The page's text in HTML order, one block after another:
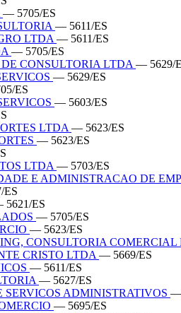
— 5705/ES
— 5611/ES
LTDA — 5611/ES
— 5705/ES
CONSULTORIA LTDA — 5629/
— 5629/ES
ES
— 5603/ES
LTDA — 5623/ES
— 5623/ES
LTDA — 5703/ES
E ADMINISTRACAO DE
ES
— 5705/ES
— 5623/ES
CONSULTORIA COMERCIAL
CRISTO LTDA — 5669/ES
— 5611/ES
— 5627/ES
SERVICOS ADMINISTRATIVOS —
— 5695/ES